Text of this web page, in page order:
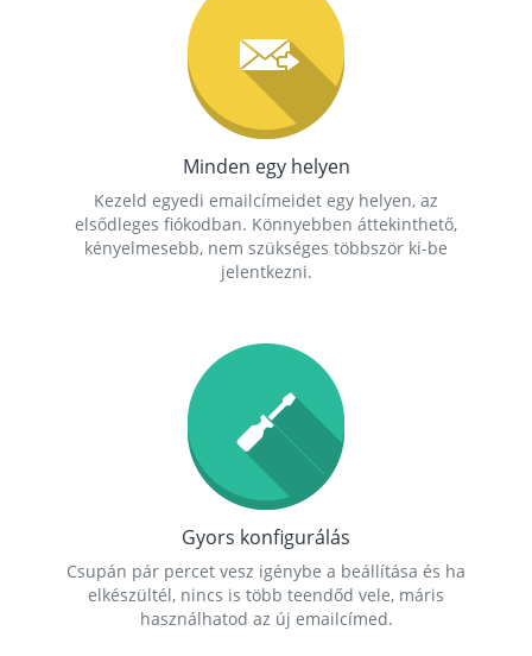
Minden egy helyen
Kezeld egyedi emailcímeidet egy helyen, az
elsődleges fiókodban. Könnyebben áttekinthető,
kényelmesebb, nem szükséges többször ki-be
jelentkezni.
Gyors konfigurálás
Csupán pár percet vesz igénybe a beállítása és ha
elkészültél, nincs is több teendőd vele, máris
használhatod az új emailcímed.